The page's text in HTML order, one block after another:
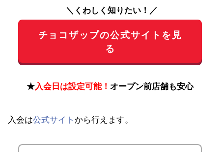
＼くわしく知りたい！／
チョコザップの公式サイトを見
る
★入会日は設定可能！ オープン前店舗も安心
入会は公式サイト から行えます。